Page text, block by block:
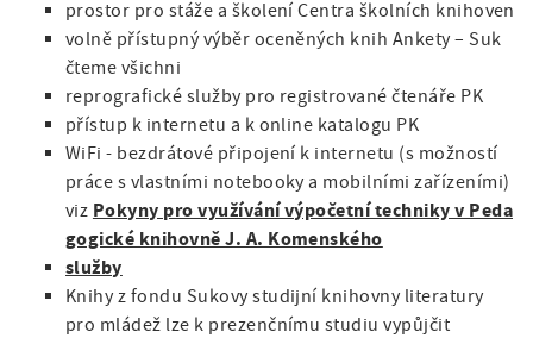
prostor pro stáže a školení Centra školních knihoven
volně přístupný výběr oceněných knih Ankety – Suk
čteme všichni
reprografické služby pro registrované čtenáře PK
přístup k internetu a k online katalogu PK
WiFi - bezdrátové připojení k internetu (s možností
práce s vlastními notebooky a mobilními zařízeními)
viz Pokyny pro využívání výpočetní techniky v Peda
gogické knihovně J. A. Komenského
služby
Knihy z fondu Sukovy studijní knihovny literatury
pro mládež lze k prezenčnímu studiu vypůjčit